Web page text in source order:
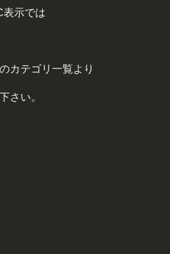
表示では
カテゴリ一覧より
さい。